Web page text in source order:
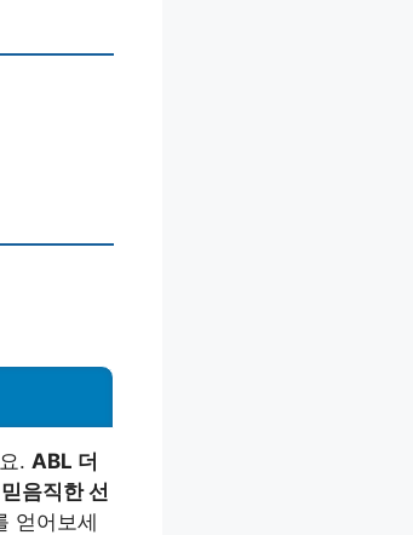
. ABL 더
음직한 선
얻어보세